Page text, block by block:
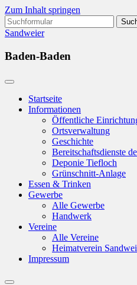
Zum Inhalt springen
Suchen
nach:
Sandweier
Baden-Baden
Startseite
Informationen
Öffentliche
Ortsverwaltung
Geschichte
Bereitschaftsdienste
Deponie Tiefloch
Grünschnitt-Anlage
Essen & Trinken
Gewerbe
Alle Gewerbe
Handwerk
Vereine
Alle Vereine
Heimatverein
Impressum